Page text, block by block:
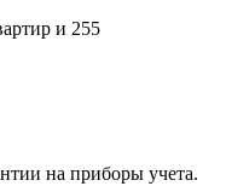
и 255
на приборы учета.